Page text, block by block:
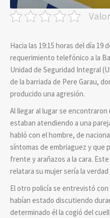
Hacia las 19:15 horas del día 19
requerimiento telefónico a la
Unidad de Seguridad Integral
de la barriada de Pere Garau,
producido una agresión.
Al llegar al lugar se
estaban atendiendo a una
habló con el hombre, de
síntomas de embriaguez y que
frente y arañazos a la cara.
relatara su mujer sería la
El otro policía se entrevistó
habían estado discutiendo
determinado él la cogió del